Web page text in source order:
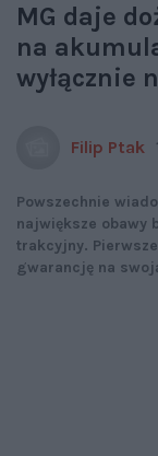
MG daje
na
wyłącznie
Filip Ptak
Powszechnie
największe obawy
trakcyjny.
gwarancję na